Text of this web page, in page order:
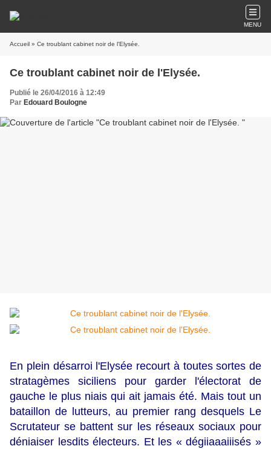
MENU
Accueil » Ce troublant cabinet noir de l'Elysée.
Ce troublant cabinet noir de l'Elysée.
Publié le 26/04/2016 à 12:49
Par Edouard Boulogne
En plein désarroi l'Elysée recourt à toutes sortes de
stratagèmes siciliens pour garder l'électorat de
gauche le plus niais qui ait jamais été. Mais tout un
bataillon de lutteurs, au premier rang desquels Le
Scrutateur se battent sur les réseaux sociaux pour
déniaiser lesdits électeurs. Et les « dégiiaaaiiisés »